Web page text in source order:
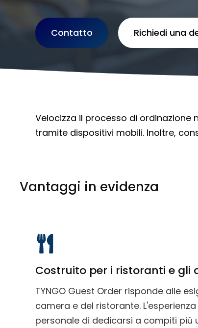
Contatto Richiedi una
Velocizza il processo di
tramite dispositivi mobili. Inoltre,
Vantaggi in evidenza
Costruito per i ristoranti e gli
TYNGO Guest Order risponde alle
camera e del ristorante.
personale di dedicarsi a compiti più